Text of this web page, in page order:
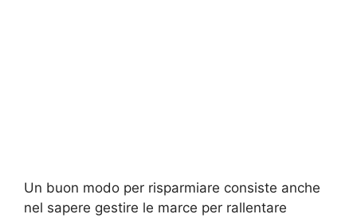
Un buon modo per risparmiare consiste anche
nel sapere gestire le marce per rallentare